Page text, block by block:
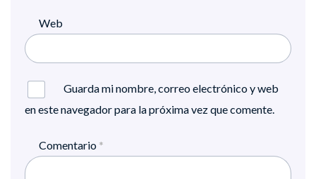
Web
Guarda mi nombre, correo electrónico y web
en este navegador para la próxima vez que comente.
Comentario *